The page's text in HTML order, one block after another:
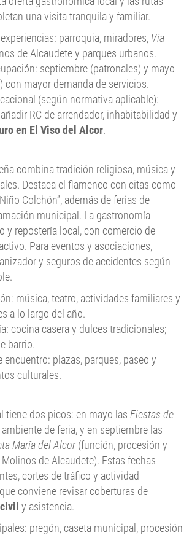
una visita tranquila y familiar.
parroquia, miradores, Vía
de Alcaudete y parques urbanos.
septiembre (patronales) y mayo
con mayor demanda de servicios.
(según normativa aplicable):
RC de arrendador, inhabitabilidad y
en El Viso del Alcor.
combina tradición religiosa, música y
Destaca el flamenco con citas como
Colchón”, además de ferias de
municipal. La gastronomía
y repostería local, con comercio de
Para eventos y asociaciones,
y seguros de accidentes según
música, teatro, actividades familiares y
a lo largo del año.
cocina casera y dulces tradicionales;
barrio.
encuentro: plazas, parques, paseo y
culturales.
tiene dos picos: en mayo las Fiestas de
de feria, y en septiembre las
María del Alcor(función, procesión y
de Alcaudete). Estas fechas
cortes de tráfico y actividad
conviene revisar coberturas de
y asistencia.
pregón, caseta municipal, procesión